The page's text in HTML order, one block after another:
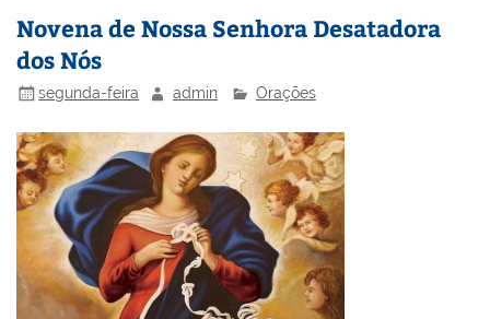
Novena de Nossa Senhora Desatadora
dos Nós
segunda-feira admin Orações